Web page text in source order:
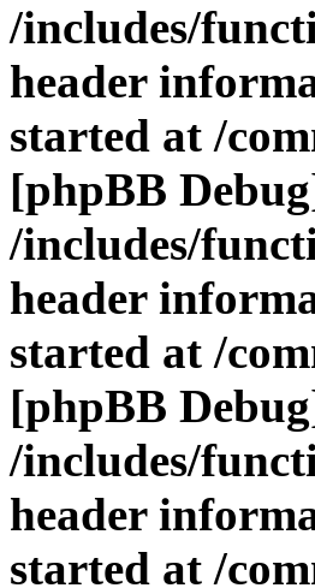
/includes/
header
started at /
[phpBB
/includes/
header
started at /
[phpBB
/includes/
header
started at /